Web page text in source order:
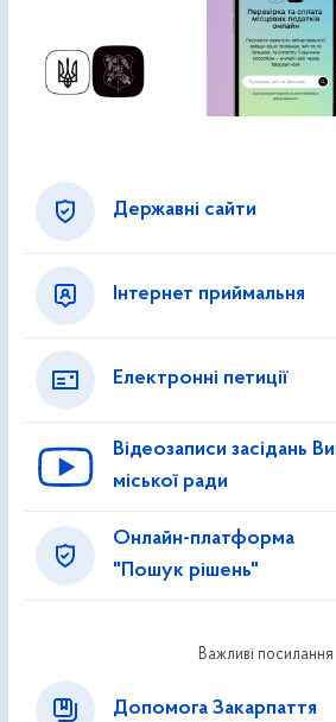
Державні сайти
Інтернет приймальня
Електронні петиції
Відеозаписи засідань
міської ради
Онлайн-платформа
"Пошук рішень"
Важливі посилання
Допомога Закарпаття